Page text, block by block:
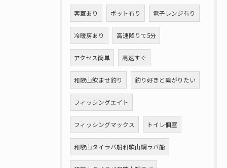
客室あり ポット有り 電子レンジ有り
冷暖房あり 高速降りて5分
アクセス簡単 高速すぐ
和歌山飲ませ釣り 釣り好きと繋がりたい
フィッシングエイト
フィッシングマックス トイレ個室
和歌山タイラバ船和歌山鯛ラバ船